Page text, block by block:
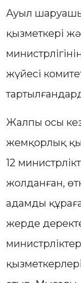
Ауыл
қызметкері
жүйесі
Жалпы осы
жемқорлық
12
жолданған,
адамды
жерде